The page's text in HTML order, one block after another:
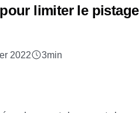
limiter le
2022 3min